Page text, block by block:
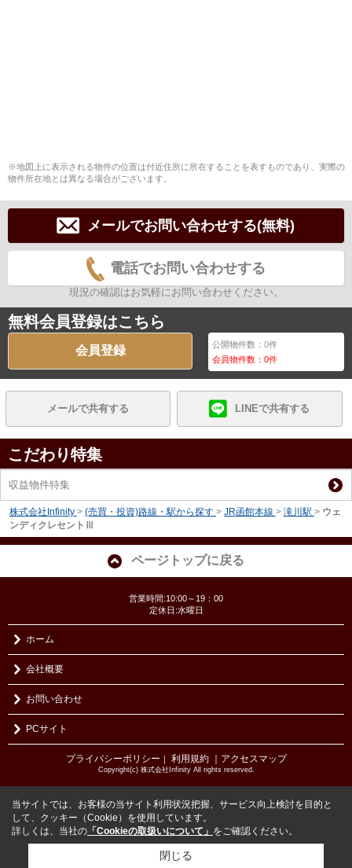
※地図上に表示される物件の位置は付近住所に所在することを表すものであり、実際の
物件所在地とは異なる場合がございます。
メールでお問い合わせする(無料)
電話でお問い合わせする
現況の確認はお気軽にお問い合わせください。
無料会員登録はこちら
会員登録 公開物件数：0件
会員物件数：0件
メールで共有する LINEで共有する
こだわり特集
収益物件特集
株式会社Infinity > (売買・投資)路線・駅から探す > JR函館本線 > 滝川駅 > ウェ
ンディクレセントⅢ
ページトップに戻る
営業時間:10:00～19：00
定休日:水曜日
ホーム
会社概要
お問い合わせ
PCサイト
プライバシーポリシー 利用規約 ｜アクセスマップ
Copyright(c) 株式会社Infinity All rights reserved.
当サイトでは、お客様の当サイト利用状況把握、サービス向上検討を目的と
して、クッキー（Cookie）を使用しています。
詳しくは、当社の 「Cookieの取扱いについて」 をご確認ください。
閉じる